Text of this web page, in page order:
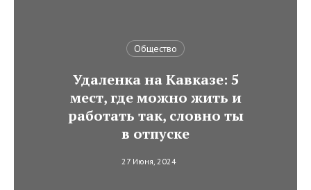
Общество
Удаленка на Кавказе: 5
мест, где можно жить и
работать так, словно ты
в отпуске
27 Июня, 2024